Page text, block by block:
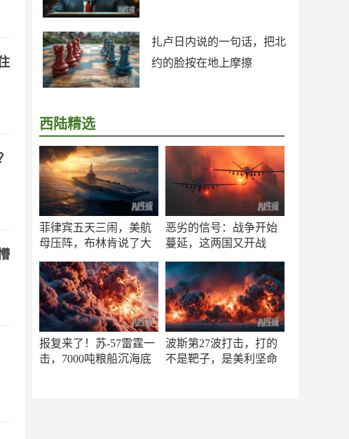
扎卢日内说的一句话，把北
约的脸按在地上摩擦
西陆精选
菲律宾五天三闹，美航
母压阵，布林肯说了大
恶劣的信号：战争开始
蔓延，这两国又开战
报复来了！苏-57雷霆一
击，7000吨粮船沉海底
波斯第27波打击，打的
不是靶子，是美利坚命